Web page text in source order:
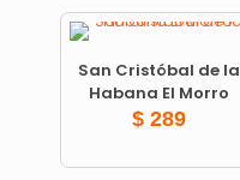
San Cristóbal de la
Habana El Morro
$289